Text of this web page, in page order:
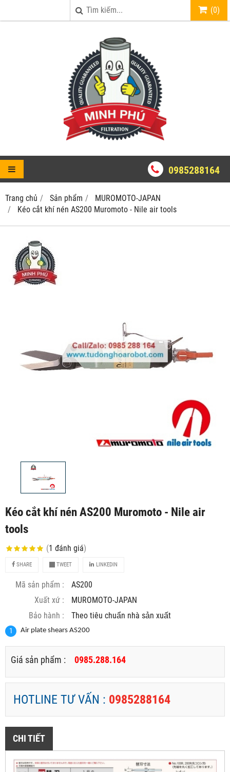
(0)
0985288164
Trang chủ Sản phẩm
MUROMOTO-JAPAN
Kéo cắt khí nén AS200 Muromoto - Nile air tools
Kéo cắt khí nén AS200 Muromoto - Nile air
tools
(1 đánh giá)
SHARE TWEET LINKEDIN
Mã sản phẩm :
AS200
Xuất xứ :
MUROMOTO-JAPAN
Bảo hành :
Theo tiêu chuẩn nhà sản xuất
Air plate shears AS200
Giá sản phẩm : 0985.288.164
HOTLINE TƯ VẤN : 0985288164
CHI TIẾT